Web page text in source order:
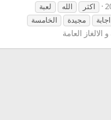
اكثر الله
لعبة
اجابة مجيدة
الخامسة
الالغاز العامة